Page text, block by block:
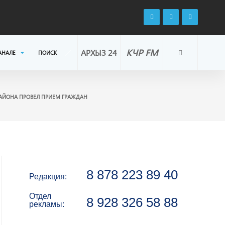
КЧР FM
АРХЫЗ 24
ПОИСК
ПРОВЕЛ ПРИЕМ ГРАЖДАН
Редакция: 8 878 223 89 40
Отдел
рекламы:
8 928 326 58 88